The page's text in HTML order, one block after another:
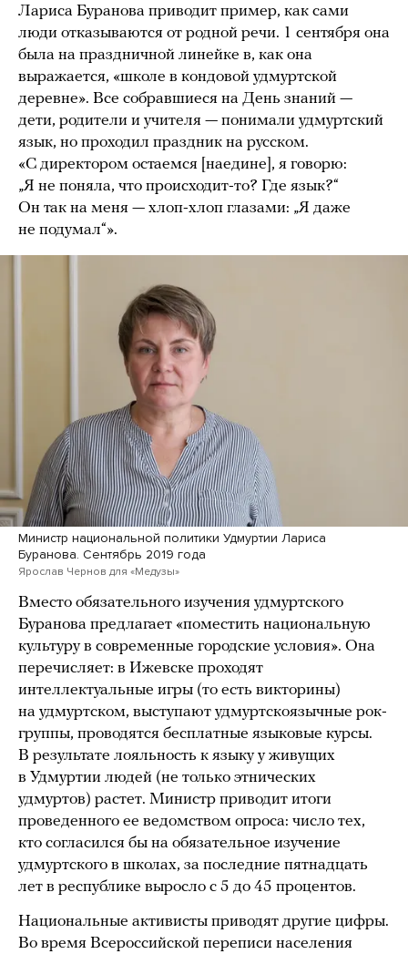
Лариса Буранова приводит пример, как сами
люди отказываются от родной речи. 1 сентября она
была на праздничной линейке в, как она
выражается, «школе в кондовой удмуртской
деревне». Все собравшиеся на День знаний —
дети, родители и учителя — понимали удмуртский
язык, но проходил праздник на русском.
«С директором остаемся [наедине], я говорю:
„Я не поняла, что происходит-то? Где язык?“
Он так на меня — хлоп-хлоп глазами: „Я даже
не подумал“».
Министр национальной политики Удмуртии Лариса
Буранова. Сентябрь 2019 года
Ярослав Чернов для «Медузы»
Вместо обязательного изучения удмуртского
Буранова предлагает «поместить национальную
культуру в современные городские условия». Она
перечисляет: в Ижевске проходят
интеллектуальные игры (то есть викторины)
на удмуртском, выступают удмуртскоязычные рок-
группы, проводятся бесплатные языковые курсы.
В результате лояльность к языку у живущих
в Удмуртии людей (не только этнических
удмуртов) растет. Министр приводит итоги
проведенного ее ведомством опроса: число тех,
кто согласился бы на обязательное изучение
удмуртского в школах, за последние пятнадцать
лет в республике выросло с 5 до 45 процентов.
Национальные активисты приводят другие цифры.
Во время Всероссийской переписи населения